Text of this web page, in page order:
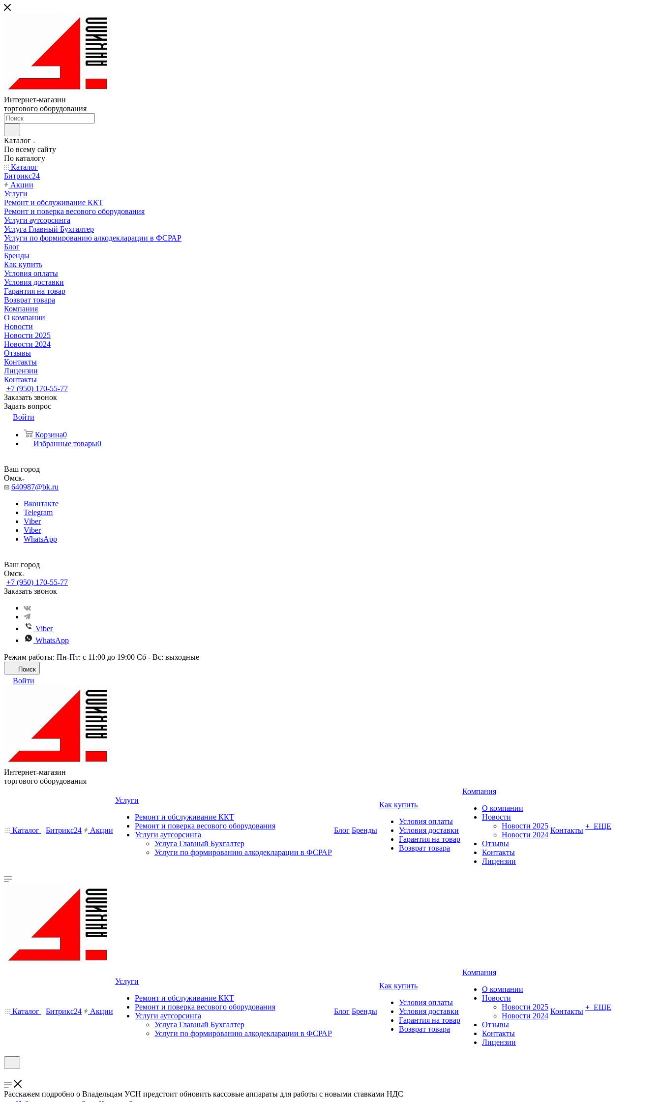
Интернет-магазин
торгового оборудования
Каталог
По всему сайту
По каталогу
Каталог
Битрикс24
Акции
Услуги
Ремонт и обслуживание ККТ
Ремонт и поверка весового оборудования
Услуги аутсорсинга
Услуга Главный Бухгалтер
Услуги по формированию алкодекларации в ФСРАР
Блог
Бренды
Как купить
Условия оплаты
Условия доставки
Гарантия на товар
Возврат товара
Компания
О компании
Новости
Новости 2025
Новости 2024
Отзывы
Контакты
Лицензии
Контакты
+7 (950) 170-55-77
Заказать звонок
Задать вопрос
Войти
Корзина0
Избранные товары0
Ваш город
Омск
640987@bk.ru
Вконтакте
Telegram
Viber
Viber
WhatsApp
Ваш город
Омск
+7 (950) 170-55-77
Заказать звонок
Viber
WhatsApp
Режим работы: Пн-Пт: с 11:00 до 19:00 Сб - Вс: выходные
Поиск
Войти
Интернет-магазин
торгового оборудования
Каталог Битрикс24 Акции
Услуги
Ремонт и обслуживание ККТ
Ремонт и поверка весового оборудования
Услуги аутсорсинга
Услуга Главный Бухгалтер
Услуги по формированию алкодекларации в ФСРАР
Блог Бренды
Как купить
Условия оплаты
Условия доставки
Гарантия на товар
Возврат товара
Компания
О компании
Новости
Новости 2025
Новости 2024
Отзывы
Контакты
Лицензии
Контакты + ЕЩЕ
Каталог Битрикс24 Акции
Услуги
Ремонт и обслуживание ККТ
Ремонт и поверка весового оборудования
Услуги аутсорсинга
Услуга Главный Бухгалтер
Услуги по формированию алкодекларации в ФСРАР
Блог Бренды
Как купить
Условия оплаты
Условия доставки
Гарантия на товар
Возврат товара
Компания
О компании
Новости
Новости 2025
Новости 2024
Отзывы
Контакты
Лицензии
Контакты + ЕЩЕ
Расскажем подробно о Владельцам УСН предстоит обновить кассовые аппараты для работы с новыми ставками НДС